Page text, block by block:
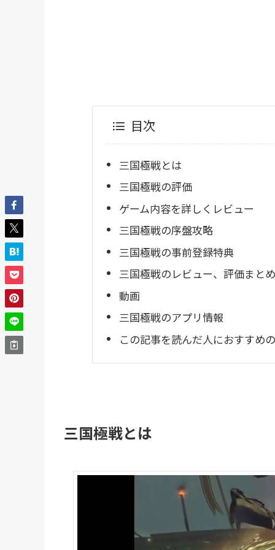
目次
三国極戦とは
三国極戦の評価
ゲーム内容を詳しくレビュー
三国極戦の序盤攻略
三国極戦の事前登録特典
三国極戦のレビュー、評価まと
動画
三国極戦のアプリ情報
この記事を読んだ人におすすめ
三国極戦とは